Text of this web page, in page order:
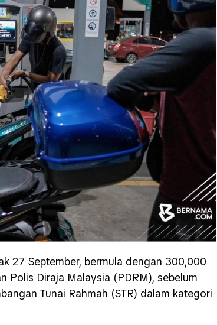
27 September, bermula dengan 300,000
Polis Diraja Malaysia (PDRM), sebelum
Tunai Rahmah (STR) dalam kategori